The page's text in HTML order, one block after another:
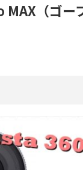
（ゴー